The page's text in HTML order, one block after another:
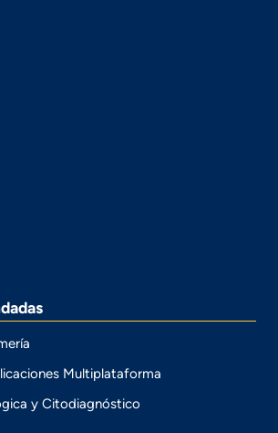
Multiplataforma
y Citodiagnóstico